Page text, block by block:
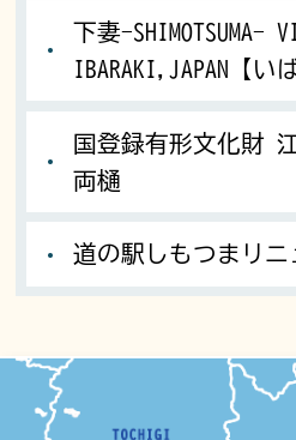
下妻-SHIMOTSUMA-
IBARAKI,JAPAN【い
国登録有形文化財
両樋
道の駅しもつまリニ